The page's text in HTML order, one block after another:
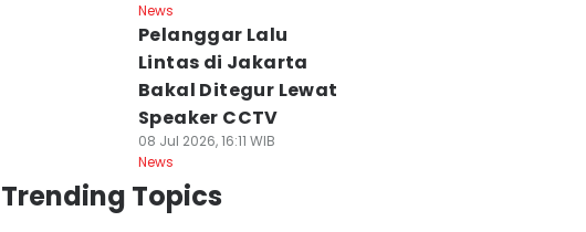
News
Pelanggar Lalu
Lintas di Jakarta
Bakal Ditegur Lewat
Speaker CCTV
08 Jul 2026, 16:11 WIB
News
Trending Topics